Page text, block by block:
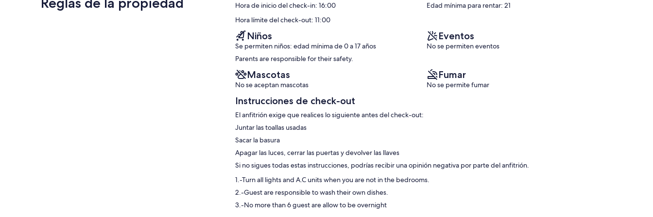
End
(84
opiniones)
Hora de inicio del check-in: 16:00
Edad mínima para rentar: 21
Hora límite del check-out: 11:00
Niños
Se permiten niños: edad mínima de 0 a 17 años
Parents are responsible for their safety.
Eventos
No se permiten eventos
Mascotas
No se aceptan mascotas
Fumar
No se permite fumar
Instrucciones de check-out
El anfitrión exige que realices lo siguiente antes del check-out:
Juntar las toallas usadas
Sacar la basura
Apagar las luces, cerrar las puertas y devolver las llaves
Si no sigues todas estas instrucciones, podrías recibir una opinión negativa por parte del anfitrión.
1.-Turn all lights and A.C units when you are not in the bedrooms.
2.-Guest are responsible to wash their own dishes.
3.-No more than 6 guest are allow to be overnight